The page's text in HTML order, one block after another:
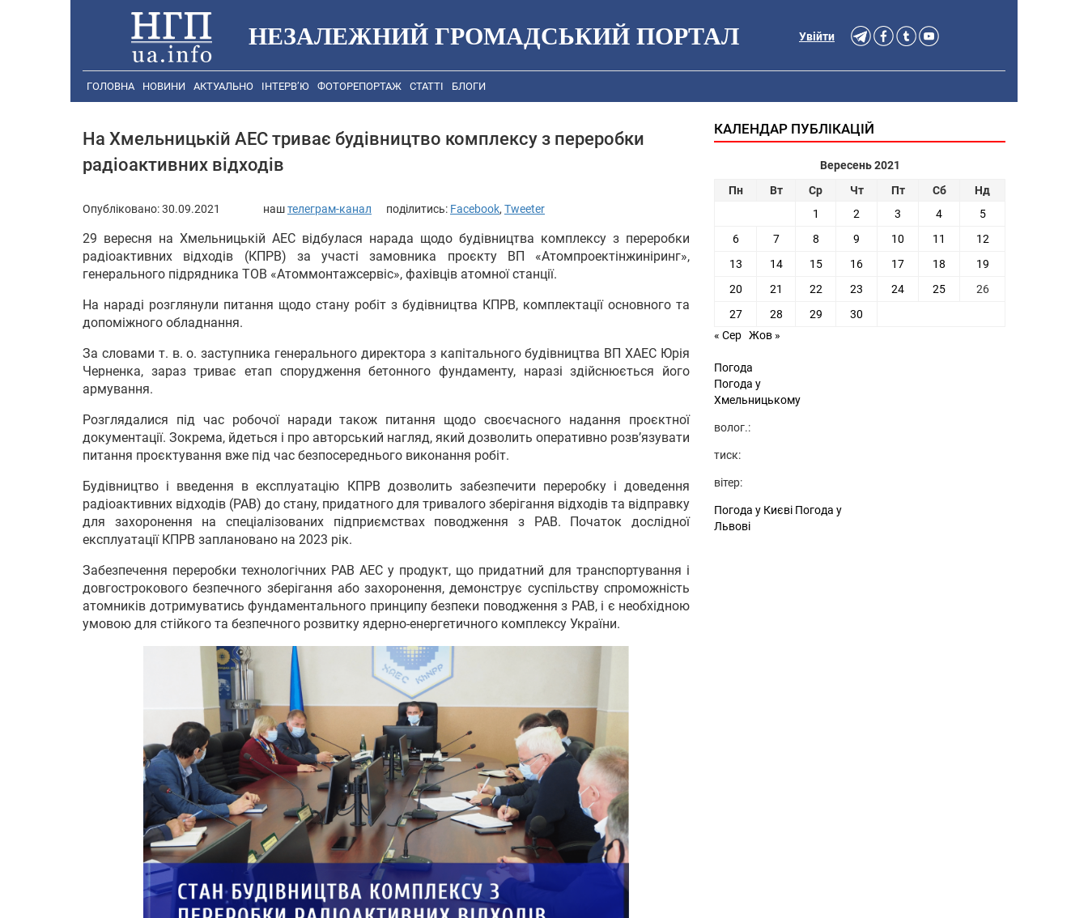
НЕЗАЛЕЖНИЙ ГРОМАДСЬКИЙ ПОРТАЛ Увійти
ГОЛОВНА НОВИНИ АКТУАЛЬНО ІНТЕРВ’Ю ФОТОРЕПОРТАЖ СТАТТІ БЛОГИ
На Хмельницькій АЕС триває будівництво комплексу з переробки
радіоактивних відходів
Опубліковано:30.09.2021 наштелеграм-канал поділитись: Facebook, Tweeter
29 вересня на Хмельницькій АЕС відбулася нарада щодо будівництва комплексу з переробки
радіоактивних відходів (КПРВ) за участі замовника проєкту ВП «Атомпроектінжиніринг»,
генерального підрядника ТОВ «Атоммонтажсервіс», фахівців атомної станції.
На нараді розглянули питання щодо стану робіт з будівництва КПРВ, комплектації основного та
допоміжного обладнання.
За словами т. в. о. заступника генерального директора з капітального будівництва ВП ХАЕС Юрія
Черненка, зараз триває етап спорудження бетонного фундаменту, наразі здійснюється його
армування.
Розглядалися під час робочої наради також питання щодо своєчасного надання проєктної
документації. Зокрема, йдеться і про авторський нагляд, який дозволить оперативно розв’язувати
питання проєктування вже під час безпосереднього виконання робіт.
Будівництво і введення в експлуатацію КПРВ дозволить забезпечити переробку і доведення
радіоактивних відходів (РАВ) до стану, придатного для тривалого зберігання відходів та відправку
для захоронення на спеціалізованих підприємствах поводження з РАВ. Початок дослідної
експлуатації КПРВ заплановано на 2023 рік.
Забезпечення переробки технологічних РАВ АЕС у продукт, що придатний для транспортування і
довгострокового безпечного зберігання або захоронення, демонструє суспільству спроможність
атомників дотримуватись фундаментального принципу безпеки поводження з РАВ, і є необхідною
умовою для стійкого та безпечного розвитку ядерно-енергетичного комплексу України.
КАЛЕНДАР ПУБЛІКАЦІЙ
Вересень 2021
Пн
Вт Ср Чт Пт Сб
Нд
1
2 3 4
5
6
7 8 9 10 11
12
13
14 15 16 17 18
19
20
21 22 23 24 25
26
27
28 29
30
« Сер Жов »
Погода
Погода у
Хмельницькому
волог.:
тиск:
вітер:
Погода у Києві Погода у
Львові